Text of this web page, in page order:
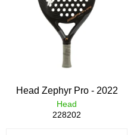
Head Zephyr Pro - 2022
Head
228202